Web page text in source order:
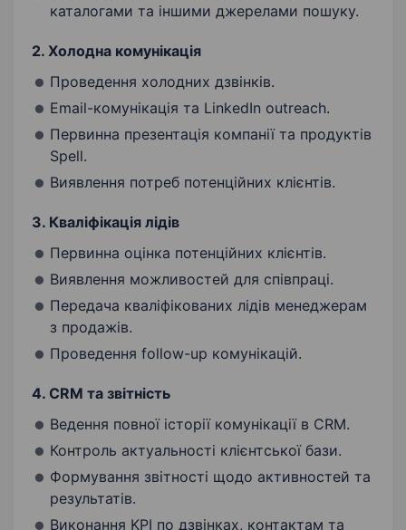
каталогами та іншими джерелами пошуку.
2. Холодна комунікація
Проведення холодних дзвінків.
Email-комунікація та LinkedIn outreach.
Первинна презентація компанії та продуктів
Spell.
Виявлення потреб потенційних клієнтів.
3. Кваліфікація лідів
Первинна оцінка потенційних клієнтів.
Виявлення можливостей для співпраці.
Передача кваліфікованих лідів менеджерам
з продажів.
Проведення follow-up комунікацій.
4. CRM та звітність
Ведення повної історії комунікації в CRM.
Контроль актуальності клієнтської бази.
Формування звітності щодо активностей та
результатів.
Виконання KPI по дзвінках, контактам та